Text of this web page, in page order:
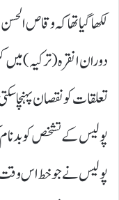
لکھا گیا تھا کہ وقاص
دوران انقرہ ( ترکیہ)
تعلقات کو نقصان پہنچا
پولیس کے تشخص کو
پولیس نے جو خط اس وقت